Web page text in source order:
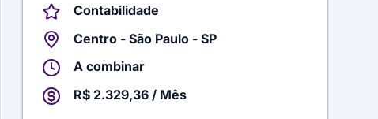
Contabilidade
Centro - São Paulo - SP
A combinar
R$ 2.329,36 / Mês